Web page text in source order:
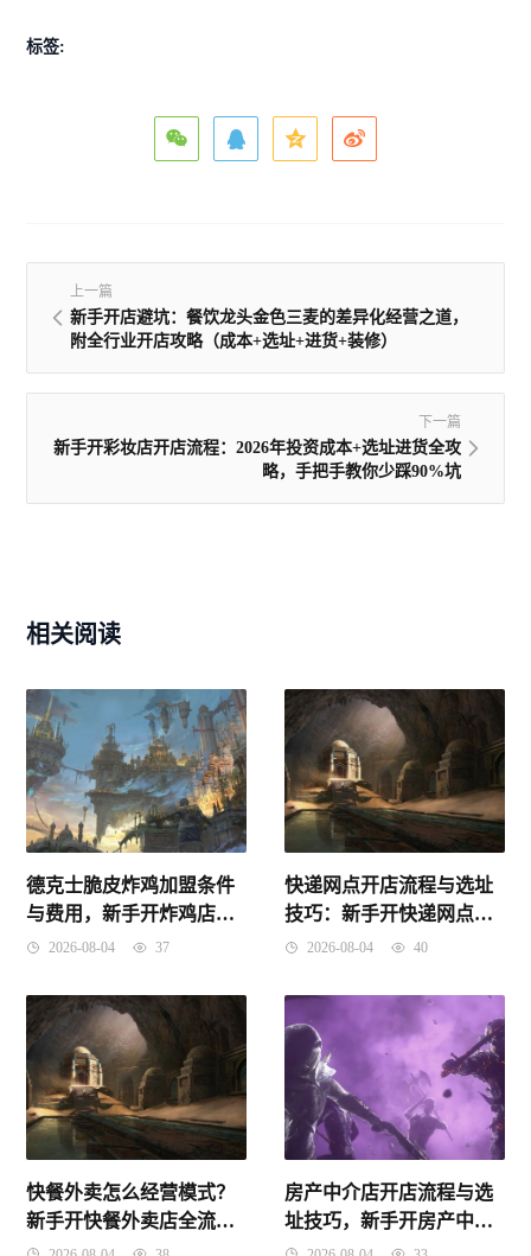
标签:
上一篇
新手开店避坑：餐饮龙头金色三麦的差异化经营之道，
附全行业开店攻略（成本+选址+进货+装修）
下一篇
新手开彩妆店开店流程：2026年投资成本+选址进货全攻
略，手把手教你少踩90%坑
相关阅读
德克士脆皮炸鸡加盟条件
与费用，新手开炸鸡店选
址及避坑全攻略
2026-08-04 37
快递网点开店流程与选址
技巧：新手开快递网点避
坑指南
2026-08-04 40
快餐外卖怎么经营模式？
新手开快餐外卖店全流程
指南
房产中介店开店流程与选
址技巧，新手开房产中介
店避坑指南